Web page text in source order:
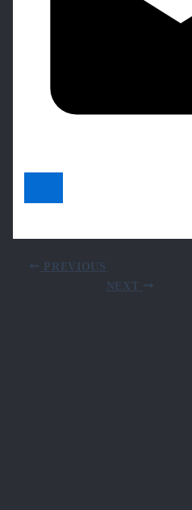
PREVIOUS
NEXT